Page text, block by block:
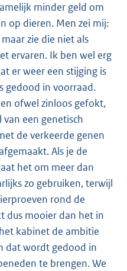
minder geld om
op dieren. Men zei mij:
zie die niet als
ervaren. Ik ben wel erg
er weer een stijging is
gedood in voorraad.
ofwel zinloos gefokt,
een genetisch
de verkeerde genen
Als je de
het om meer dan
zo gebruiken, terwijl
rond de
dus mooier dan het in
kabinet de ambitie
dat wordt gedood in
te brengen. We